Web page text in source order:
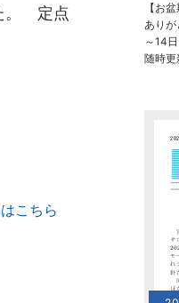
。 定点
こちら
【お
ありが
～14
随時更